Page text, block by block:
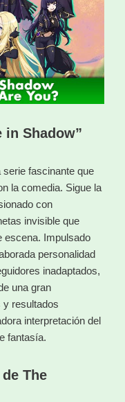
in Shadow”
serie fascinante que
la comedia. Sigue la
con
invisible que
escena. Impulsado
personalidad
inadaptados,
una gran
y resultados
interpretación del
fantasía.
The